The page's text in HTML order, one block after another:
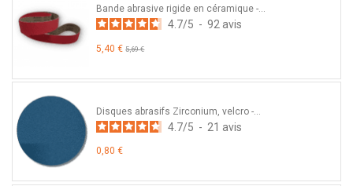
Bande abrasive rigide en céramique -...
4.7/5 - 92 avis
5,40 € 5,69 €
Disques abrasifs Zirconium, velcro -...
4.7/5 - 21 avis
0,80 €